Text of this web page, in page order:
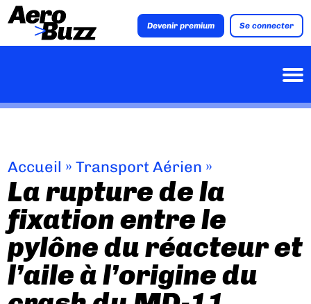
Devenir premium Se connecter
Accueil »Transport Aérien »
La rupture de la
fixation entre le
pylône du réacteur et
l’aile à l’origine du